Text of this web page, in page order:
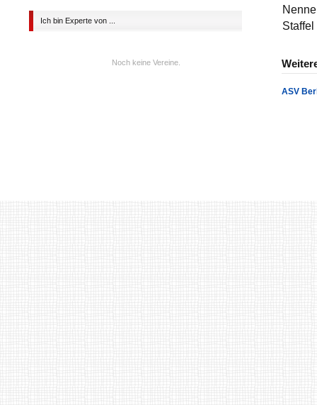
Ich bin Experte von ...
Noch keine Vereine.
ASV